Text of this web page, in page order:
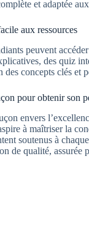
et adaptée
aux ressources
peuvent
des quiz
concepts clés et
pour obtenir son
envers
à maîtriser la
soutenus à
de qualité, assurée